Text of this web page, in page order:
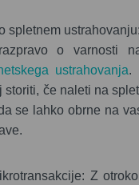
spletnem
o varnosti
ustrahovanja.
storiti, če naleti na
se lahko obrne na
Z